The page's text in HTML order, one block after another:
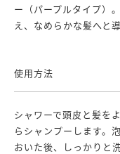
ー（パープルタイプ）
え、なめらかな髪へと
使用方法
シャワーで頭皮と髪を
らシャンプーします。
おいた後、しっかりと